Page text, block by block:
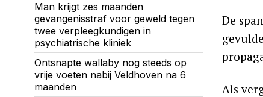
De
Als
Man krijgt zes maanden
gevangenisstraf voor geweld tegen
twee verpleegkundigen in
psychiatrische kliniek
Ontsnapte wallaby nog steeds op
vrije voeten nabij Veldhoven na 6
maanden